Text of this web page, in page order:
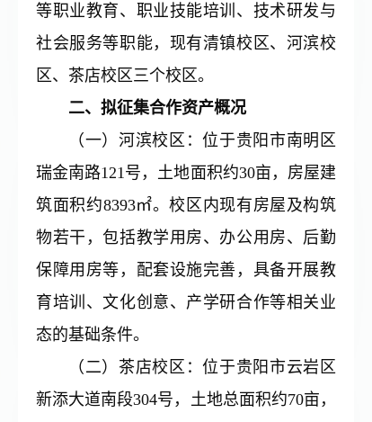
等职业教育、职业技能培训、技术研发与
社会服务等职能，现有清镇校区、河滨校
区、茶店校区三个校区。
二、拟征集合作资产概况
（一）河滨校区：位于贵阳市南明区
瑞金南路121号，土地面积约30亩，房屋建
筑面积约8393㎡。校区内现有房屋及构筑
物若干，包括教学用房、办公用房、后勤
保障用房等，配套设施完善，具备开展教
育培训、文化创意、产学研合作等相关业
态的基础条件。
（二）茶店校区：位于贵阳市云岩区
新添大道南段304号，土地总面积约70亩，